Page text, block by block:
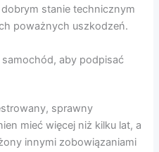
stanie technicznym
poważnych uszkodzeń.
samochód, aby podpisać
sprawny
mieć więcej niż kilku lat, a
innymi zobowiązaniami